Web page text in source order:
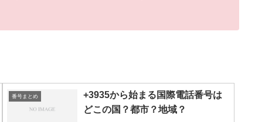
番号まとめ
+3935から始まる国際電話番号は
どこの国？都市？地域？